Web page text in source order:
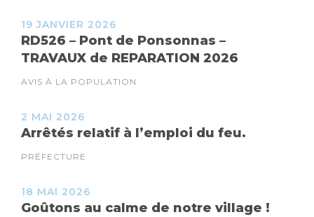
19 JANVIER 2026
RD526 – Pont de Ponsonnas –
TRAVAUX de REPARATION 2026
AVIS À LA POPULATION
2 MAI 2026
Arrêtés relatif à l’emploi du feu.
PRÉFECTURE
18 MAI 2026
Goûtons au calme de notre village !